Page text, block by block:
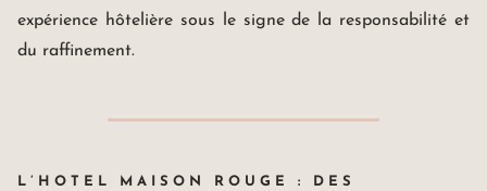
expérience hôtelière sous le signe de la responsabilité et
du raffinement.
L’HOTEL MAISON ROUGE : DES